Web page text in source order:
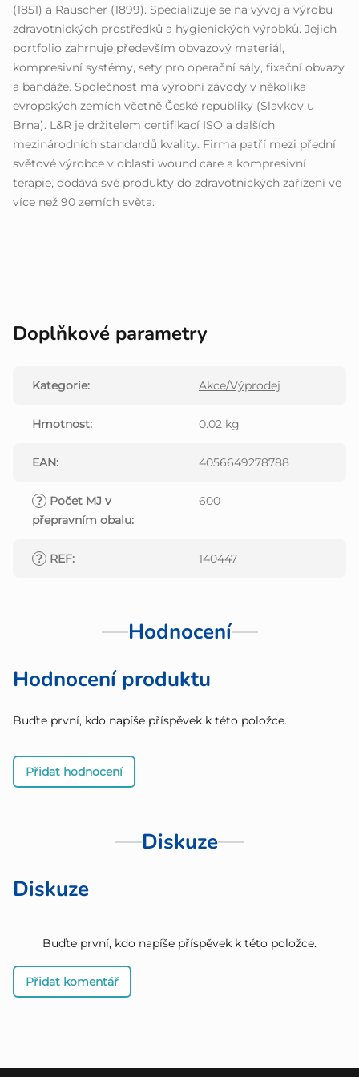
(1851) a Rauscher (1899). Specializuje se na vývoj a výrobu
zdravotnických prostředků a hygienických výrobků. Jejich
portfolio zahrnuje především obvazový materiál,
kompresivní systémy, sety pro operační sály, fixační obvazy
a bandáže. Společnost má výrobní závody v několika
evropských zemích včetně České republiky (Slavkov u
Brna). L&R je držitelem certifikací ISO a dalších
mezinárodních standardů kvality. Firma patří mezi přední
světové výrobce v oblasti wound care a kompresivní
terapie, dodává své produkty do zdravotnických zařízení ve
více než 90 zemích světa.
Doplňkové parametry
Kategorie: Akce/Výprodej
Hmotnost: 0.02 kg
EAN: 4056649278788
? Počet MJ v
přepravním obalu:
600
? REF: 140447
Hodnocení
Hodnocení produktu
Buďte první, kdo napíše příspěvek k této položce.
Přidat hodnocení
Diskuze
Diskuze
Buďte první, kdo napíše příspěvek k této položce.
Přidat komentář